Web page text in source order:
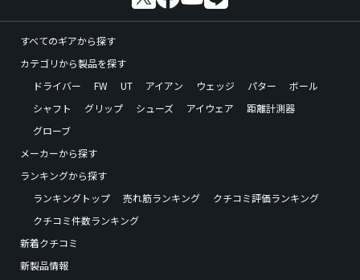
すべてのギアから探す
カテゴリから製品を探す
ドライバー
FW UT アイアン ウェッジ パター
ボール
シャフト
グリップ シューズ アイウェア
距離計測器
グローブ
メーカーから探す
ランキングから探す
ランキングトップ
売れ筋ランキング
クチコミ評価ランキング
クチコミ件数ランキング
新着クチコミ
新製品情報